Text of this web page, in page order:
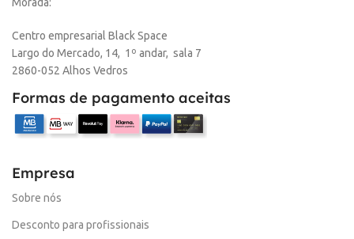
Centro empresarial Black Space
Largo do Mercado, 14, 1º andar, sala 7
2860-052 Alhos Vedros
Formas de pagamento aceitas
Empresa
Sobre nós
Desconto para profissionais